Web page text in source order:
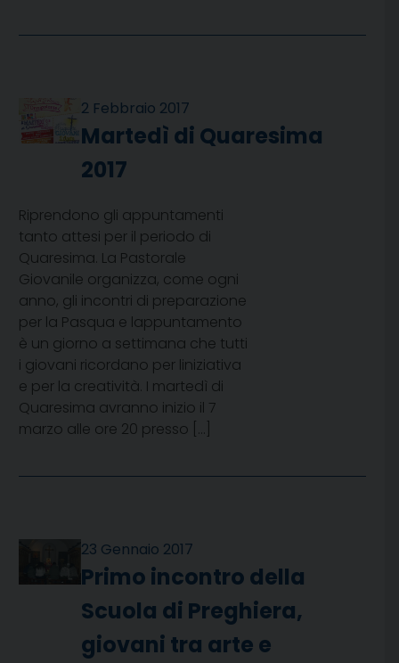
2 Febbraio 2017
Martedì di Quaresima
2017
Riprendono gli appuntamenti
tanto attesi per il periodo di
Quaresima. La Pastorale
Giovanile organizza, come ogni
anno, gli incontri di preparazione
per la Pasqua e lappuntamento
è un giorno a settimana che tutti
i giovani ricordano per liniziativa
e per la creatività. I martedì di
Quaresima avranno inizio il 7
marzo alle ore 20 presso […]
23 Gennaio 2017
Primo incontro della
Scuola di Preghiera,
giovani tra arte e